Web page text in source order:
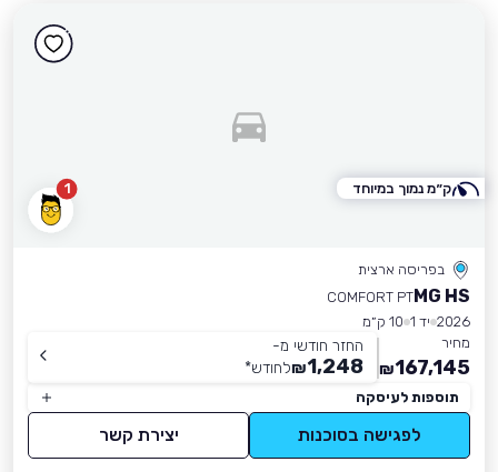
1
בפריסה ארצית
MG HS
COMFORT PT
2026 יד 1
10 ק״מ
מחיר
167,145
₪
החזר חודשי מ-
1,248
₪לחודש*
תוספות לעיסקה
לפגישה בסוכנות יצירת קשר
ק״מ נמוך במיוחד